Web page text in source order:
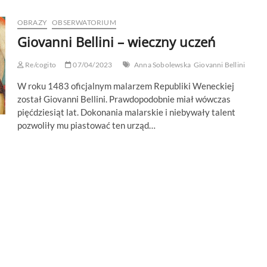
OBRAZY OBSERWATORIUM
Giovanni Bellini – wieczny uczeń
Re/cogito 07/04/2023 Anna Sobolewska Giovanni Bellini
W roku 1483 oficjalnym malarzem Republiki Weneckiej
został Giovanni Bellini. Prawdopodobnie miał wówczas
pięćdziesiąt lat. Dokonania malarskie i niebywały talent
pozwoliły mu piastować ten urząd…